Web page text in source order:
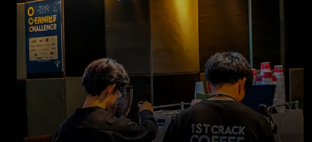
すべて
製品情報
ニュース
ダウンロード
もっと見る